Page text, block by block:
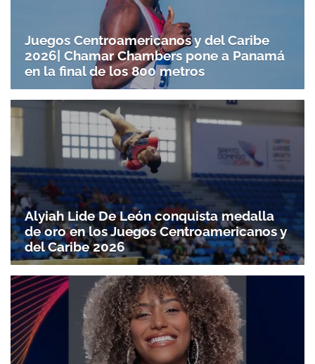
Juegos Centroamericanos y del Caribe
2026| Chamar Chambers pone a Panamá
en la final de los 800 metros
Alyiah Lide De León conquista medalla
de oro en los Juegos Centroamericanos y
del Caribe 2026